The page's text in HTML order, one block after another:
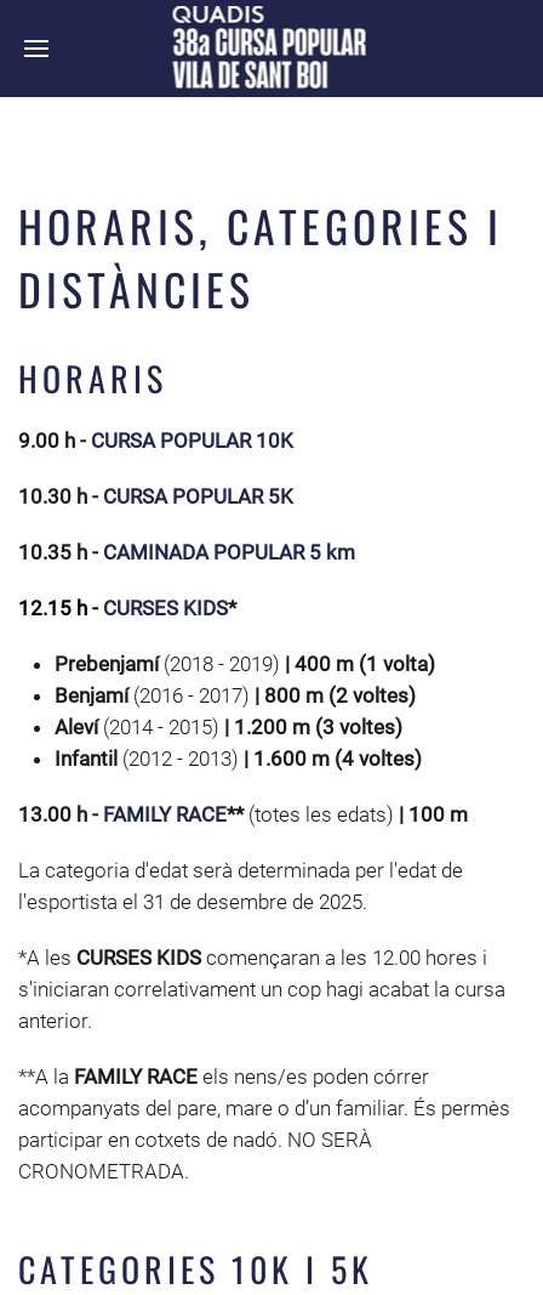
HORARIS, CATEGORIES I
DISTÀNCIES
HORARIS
9.00 h - CURSA POPULAR 10K
10.30 h - CURSA POPULAR 5K
10.35 h - CAMINADA POPULAR 5 km
12.15 h - CURSES KIDS*
Prebenjamí(2018 - 2019) | 400 m (1 volta)
Benjamí(2016 - 2017) | 800 m (2 voltes)
Aleví(2014 - 2015) | 1.200 m (3 voltes)
Infantil (2012 - 2013) | 1.600 m (4 voltes)
13.00 h - FAMILY RACE** (totes les edats) | 100 m
La categoria d'edat serà determinada per l'edat de
l'esportista el 31 de desembre de 2025.
*A les CURSES KIDScomençaran a les 12.00 hores i
s'iniciaran correlativament un cop hagi acabat la cursa
anterior.
**A la FAMILY RACE els nens/es poden córrer
acompanyats del pare, mare o d’un familiar. És permès
participar en cotxets de nadó. NO SERÀ
CRONOMETRADA.
CATEGORIES 10K I 5K